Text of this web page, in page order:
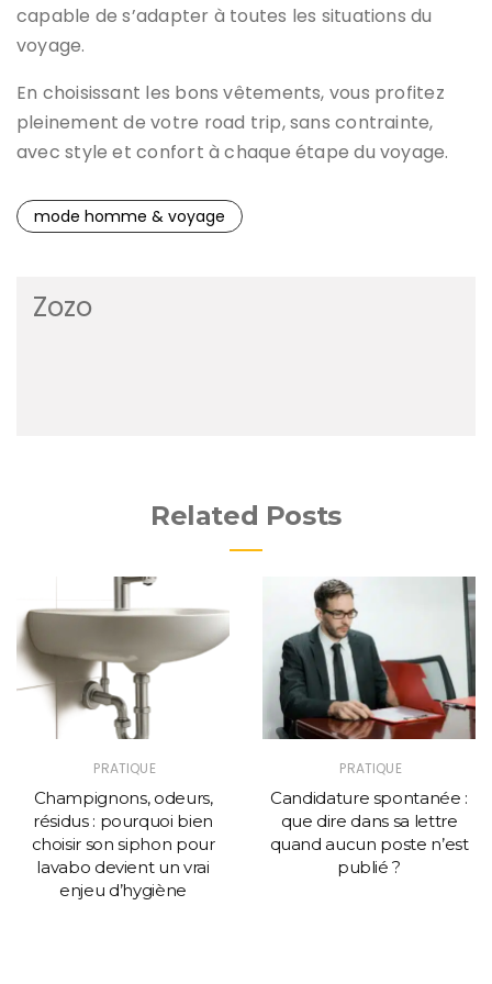
capable de s’adapter à toutes les situations du
voyage.
En choisissant les bons vêtements, vous profitez
pleinement de votre road trip, sans contrainte,
avec style et confort à chaque étape du voyage.
mode homme & voyage
Zozo
Related Posts
PRATIQUE
Champignons, odeurs,
résidus : pourquoi bien
choisir son siphon pour
lavabo devient un vrai
enjeu d’hygiène
PRATIQUE
Candidature spontanée :
que dire dans sa lettre
quand aucun poste n’est
publié ?